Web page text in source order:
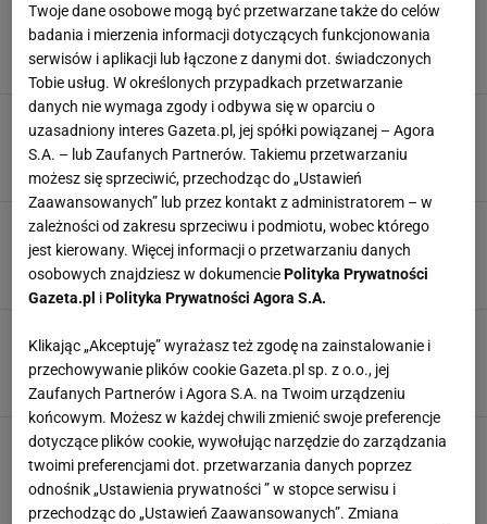
To już oficjalne: "blushcore" wraca. Julia
Wieniawa nosi najmodniejszy róż sezonu
JULIA WIENIAWA LIFESTYLE MODA STYLIZACJE GWIAZD
Joanna Kulig stawia na cynamonową kurtkę. To
może być trend wiosny 2026
JOANNA KULIG KURTKI LIFESTYLE MODA
Już nie bomberka. "Boxy jacket" Anny
Lewandowskiej podbije wiosnę 2026
ANNA LEWANDOWSKA KURTKI LIFESTYLE MODA
Te spodnie optycznie wysmuklają nogi. Anna
Lewandowska już je ma
ANNA LEWANDOWSKA LIFESTYLE MODA SPODNIE
Maturzystki oszalały na jej punkcie. Sukienka
Wieniawy będzie hitem na studniówkę
JULIA WIENIAWA LIFESTYLE MODA STYLIZACJE GWIAZD
Twoje dane osobowe mogą być przetwarzane także do celów
badania i mierzenia informacji dotyczących funkcjonowania
serwisów i aplikacji lub łączone z danymi dot. świadczonych
Tobie usług. W określonych przypadkach przetwarzanie
danych nie wymaga zgody i odbywa się w oparciu o
uzasadniony interes Gazeta.pl, jej spółki powiązanej – Agora
S.A. – lub Zaufanych Partnerów. Takiemu przetwarzaniu
możesz się sprzeciwić, przechodząc do „Ustawień
Zaawansowanych” lub przez kontakt z administratorem – w
zależności od zakresu sprzeciwu i podmiotu, wobec którego
jest kierowany. Więcej informacji o przetwarzaniu danych
osobowych znajdziesz w dokumenciePolityka Prywatności
Gazeta.pl iPolityka Prywatności Agora S.A.
Klikając „Akceptuję” wyrażasz też zgodę na zainstalowanie i
przechowywanie plików cookie Gazeta.pl sp. z o.o., jej
Zaufanych Partnerów i Agora S.A. na Twoim urządzeniu
końcowym. Możesz w każdej chwili zmienić swoje preferencje
dotyczące plików cookie, wywołując narzędzie do zarządzania
twoimi preferencjami dot. przetwarzania danych poprzez
odnośnik „Ustawienia prywatności ” w stopce serwisu i
przechodząc do „Ustawień Zaawansowanych”. Zmiana